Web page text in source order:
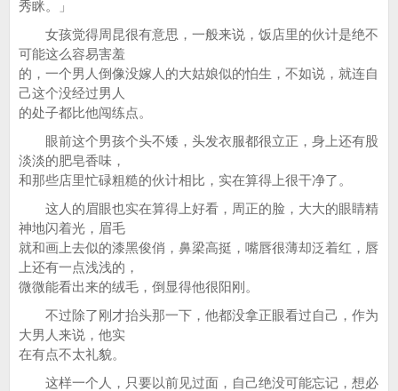
秀眯。」
女孩觉得周昆很有意思，一般来说，饭店里的伙计是绝不
可能这么容易害羞
的，一个男人倒像没嫁人的大姑娘似的怕生，不如说，就连自
己这个没经过男人
的处子都比他闯练点。
眼前这个男孩个头不矮，头发衣服都很立正，身上还有股
淡淡的肥皂香味，
和那些店里忙碌粗糙的伙计相比，实在算得上很干净了。
这人的眉眼也实在算得上好看，周正的脸，大大的眼睛精
神地闪着光，眉毛
就和画上去似的漆黑俊俏，鼻梁高挺，嘴唇很薄却泛着红，唇
上还有一点浅浅的，
微微能看出来的绒毛，倒显得他很阳刚。
不过除了刚才抬头那一下，他都没拿正眼看过自己，作为
大男人来说，他实
在有点不太礼貌。
这样一个人，只要以前见过面，自己绝没可能忘记，想必